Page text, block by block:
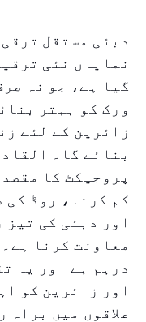
دبئی مستقل
نمایاں نئی
گیا ہے، جو نہ
ورک کو بہتر
زائرین کے لئے
بنائے گا۔
پروجیکٹ کا
کم کرنا، روڈ کی
اور دبئی کی تیز
اور زائرین کو
علاقوں میں براہ